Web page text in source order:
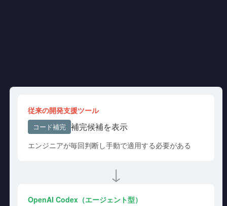
従来の開発支援ツール
コード補完 補完候補を表示
エンジニアが毎回判断し手動で適用する必要がある
↓
OpenAI Codex（エージェント型）